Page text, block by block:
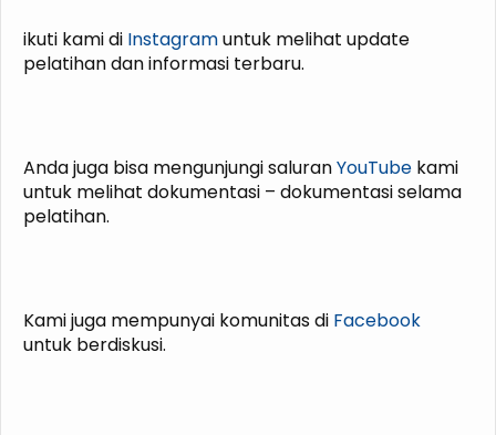
ikuti kami di Instagramuntuk melihat update
pelatihan dan informasi terbaru.
Anda juga bisa mengunjungi saluranYouTube kami
untuk melihat dokumentasi – dokumentasi selama
pelatihan.
Kami juga mempunyai komunitas di Facebook
untuk berdiskusi.